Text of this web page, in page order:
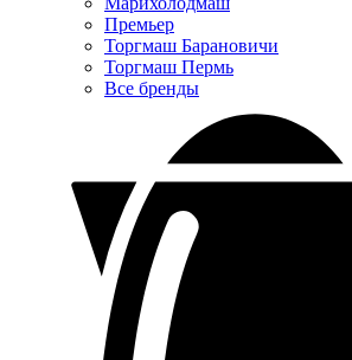
Премьер
Торгмаш Барановичи
Торгмаш Пермь
Все бренды